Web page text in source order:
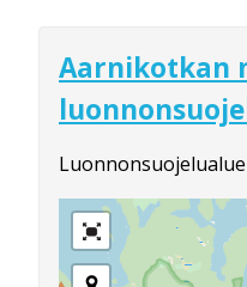
Aarnikotkan
Luonnonsuojelualue